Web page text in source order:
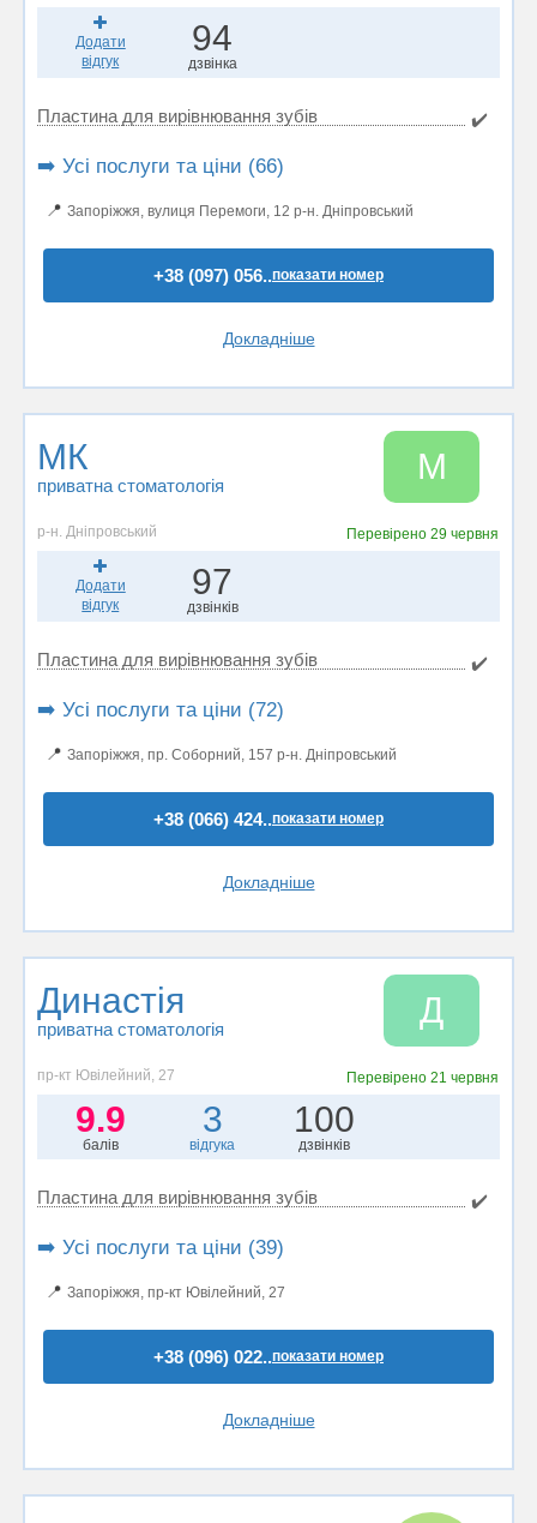
Додати
відгук
94
дзвінка
Пластина для вирівнювання зубів ✔️
➡️ Усі послуги та ціни (66)
📍 Запоріжжя, вулиця Перемоги, 12 р-н. Дніпровський
+38 (097) 056..показати номер
Докладніше
МК
приватна стоматологія М
р-н. Дніпровський Перевірено29 червня
Додати
відгук
97
дзвінків
Пластина для вирівнювання зубів ✔️
➡️ Усі послуги та ціни (72)
📍 Запоріжжя, пр. Соборний, 157 р-н. Дніпровський
+38 (066) 424..показати номер
Докладніше
Династія
приватна стоматологія Д
пр-кт Ювілейний, 27 Перевірено21 червня
9.9
балів
3
відгука
100
дзвінків
Пластина для вирівнювання зубів ✔️
➡️ Усі послуги та ціни (39)
📍 Запоріжжя, пр-кт Ювілейний, 27
+38 (096) 022..показати номер
Докладніше